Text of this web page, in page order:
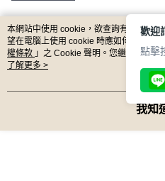
熱門標籤
本網站中使用 cookie，欲查詢有關本網站
望在電腦上使用 cookie 時應如何變更電
權條款 」之 Cookie 聲明。您繼續使用本
用條款之 Cookie 聲明使用 cookie。
了解更多 >
我知
歡迎
點擊